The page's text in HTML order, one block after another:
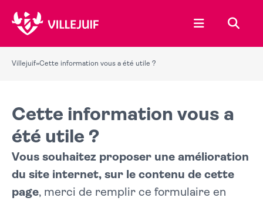
Ouvrir le
Villejuif»Cette information vous a été utile ?
Cette information vous a
été utile ?
Vous souhaitez proposer une amélioration
du site internet, sur le contenu de cette
page, merci de remplir ce formulaire en